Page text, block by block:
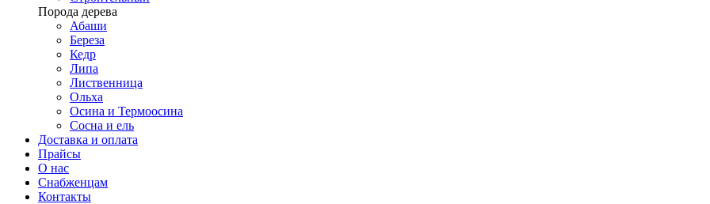
Порода дерева
Абаши
Береза
Кедр
Липа
Лиственница
Ольха
Осина и Термоосина
Сосна и ель
Доставка и оплата
Прайсы
О нас
Снабженцам
Контакты